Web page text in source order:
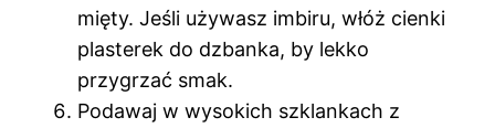
mięty. Jeśli używasz imbiru, włóż cienki
plasterek do dzbanka, by lekko
przygrzać smak.
Podawaj w wysokich szklankach z